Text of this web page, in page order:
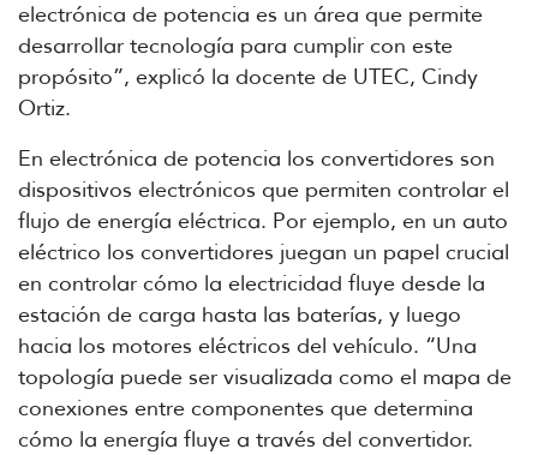
electrónica de potencia es un área que permite
desarrollar tecnología para cumplir con este
propósito”, explicó la docente de UTEC, Cindy
Ortiz.
En electrónica de potencia los convertidores son
dispositivos electrónicos que permiten controlar el
flujo de energía eléctrica. Por ejemplo, en un auto
eléctrico los convertidores juegan un papel crucial
en controlar cómo la electricidad fluye desde la
estación de carga hasta las baterías, y luego
hacia los motores eléctricos del vehículo. “Una
topología puede ser visualizada como el mapa de
conexiones entre componentes que determina
cómo la energía fluye a través del convertidor.